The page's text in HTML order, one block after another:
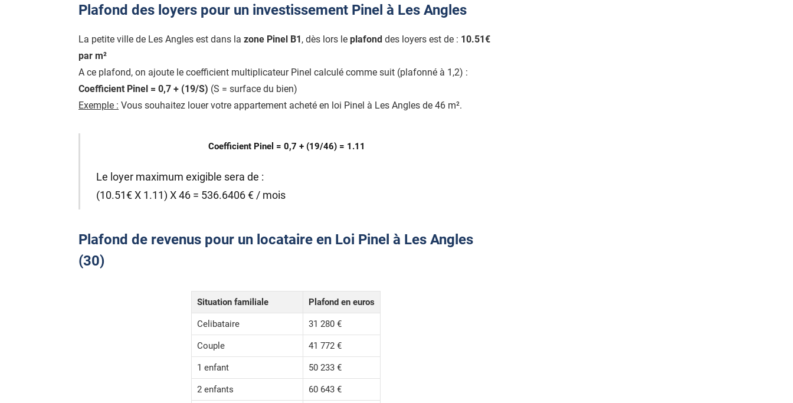
Plafond des loyers pour un investissement Pinel à Les Angles
La petite ville de Les Angles est dans la zone Pinel B1 , dès lors le plafond des loyers est de : 10.51€
par m²
A ce plafond, on ajoute le coefficient multiplicateur Pinel calculé comme suit (plafonné à 1,2) :
Coefficient Pinel = 0,7 + (19/S) (S = surface du bien)
Exemple : Vous souhaitez louer votre appartement acheté en loi Pinel à Les Angles de 46 m².
Coefficient Pinel = 0,7 + (19/46) = 1.11
Le loyer maximum exigible sera de :
(10.51€ X 1.11) X 46 = 536.6406 € / mois
Plafond de revenus pour un locataire en Loi Pinel à Les Angles
(30)
Situation familiale Plafond en euros
Celibataire 31 280 €
Couple 41 772 €
1 enfant 50 233 €
2 enfants 60 643 €